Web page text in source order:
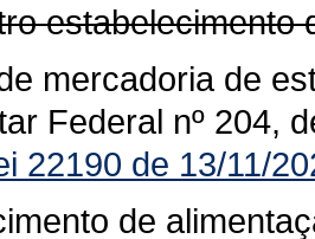
estabelecimento
mercadoria de
Federal nº 204,
22190 de 13/11/
de